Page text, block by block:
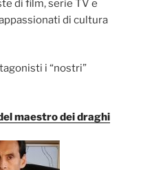
di film, serie TV e
di cultura
i “nostri”
maestro dei draghi